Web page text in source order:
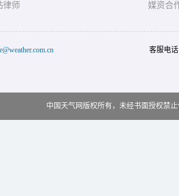
律师
媒资合
客服电
中国天气网版权所有，未经书面授权